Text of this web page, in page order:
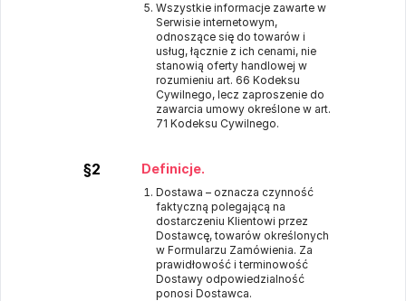
Wszystkie informacje zawarte w
Serwisie internetowym,
odnoszące się do towarów i
usług, łącznie z ich cenami, nie
stanowią oferty handlowej w
rozumieniu art. 66 Kodeksu
Cywilnego, lecz zaproszenie do
zawarcia umowy określone w art.
71 Kodeksu Cywilnego.
§2 Definicje.
Dostawa – oznacza czynność
faktyczną polegającą na
dostarczeniu Klientowi przez
Dostawcę, towarów określonych
w Formularzu Zamówienia. Za
prawidłowość i terminowość
Dostawy odpowiedzialność
ponosi Dostawca.